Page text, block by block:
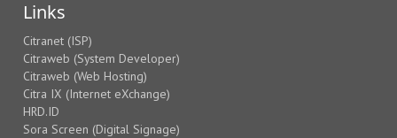
Links
Citranet (ISP)
Citraweb (System Developer)
Citraweb (Web Hosting)
Citra IX (Internet eXchange)
HRD.ID
Sora Screen (Digital Signage)